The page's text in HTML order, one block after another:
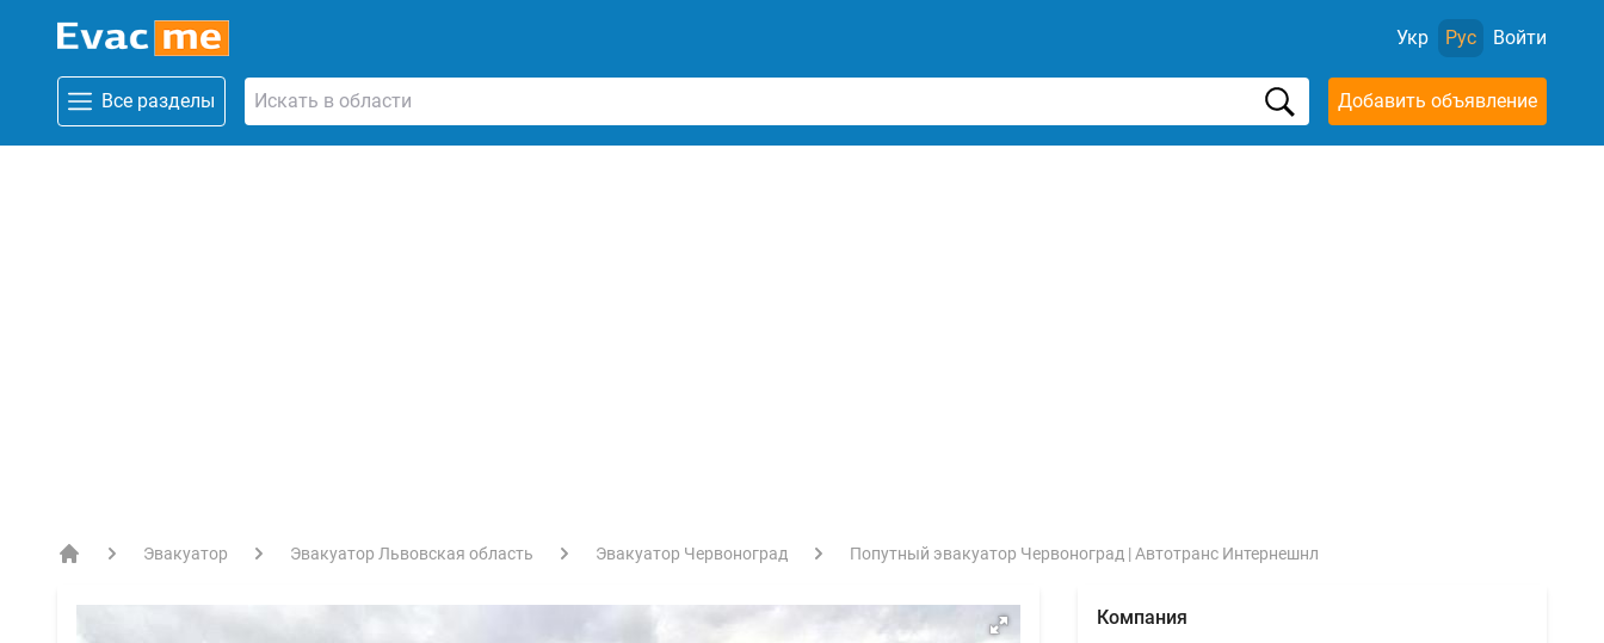
Укр Рус Войти
Все разделы Добавить объявление
Эвакуатор Эвакуатор Львовская область Эвакуатор Червоноград Попутный эвакуатор Червоноград | Автотранс Интернешнл
Компания